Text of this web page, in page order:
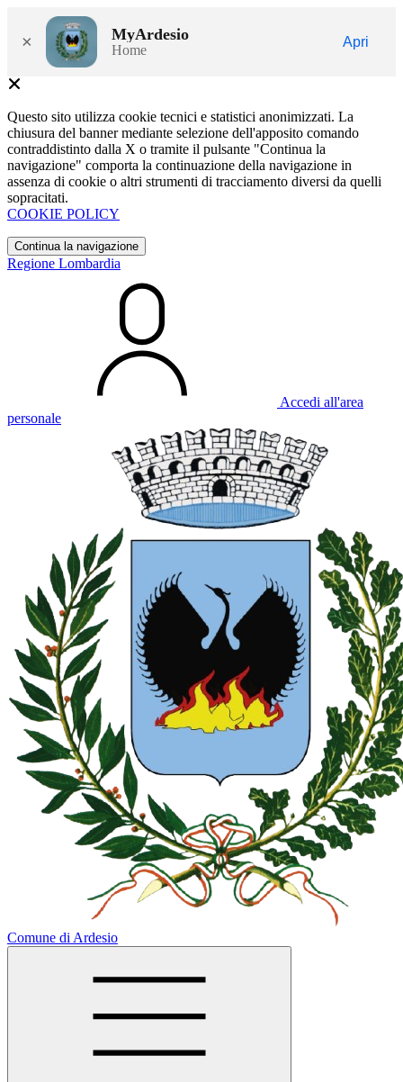
× MyArdesio
Home
Apri
Questo sito utilizza cookie tecnici e statistici anonimizzati. La
chiusura del banner mediante selezione dell'apposito comando
contraddistinto dalla X o tramite il pulsante "Continua la
navigazione" comporta la continuazione della navigazione in
assenza di cookie o altri strumenti di tracciamento diversi da quelli
sopracitati.
COOKIE POLICY
Continua la navigazione
Regione Lombardia
Accedi all'area
personale
Comune di Ardesio